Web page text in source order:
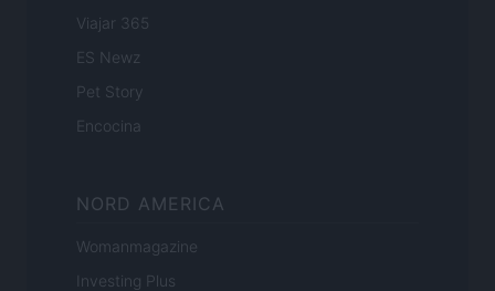
Viajar 365
ES Newz
Pet Story
Encocina
NORD AMERICA
Womanmagazine
Investing Plus